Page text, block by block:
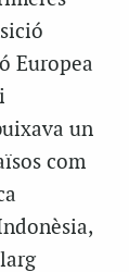
Europea
un
com